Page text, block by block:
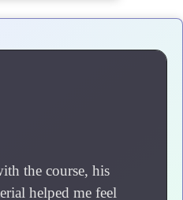
the course, his
helped me feel